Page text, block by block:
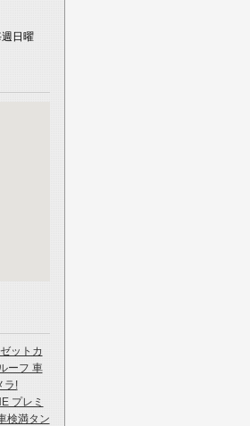
日曜
ットカ
ーフ 車
ラ!
プレミ
検満タン